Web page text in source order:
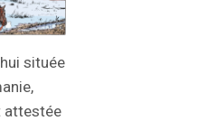
située
attestée